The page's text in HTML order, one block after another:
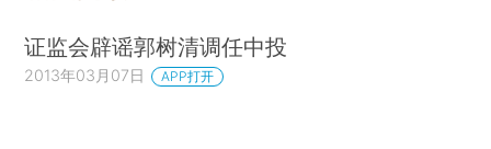
证监会辟谣郭树清调任中投
2013年03月07日 APP打开